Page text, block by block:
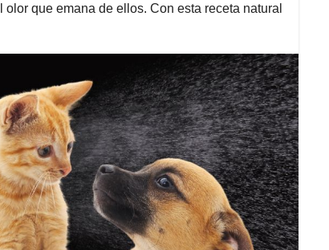
que emana de ellos. Con esta receta natural